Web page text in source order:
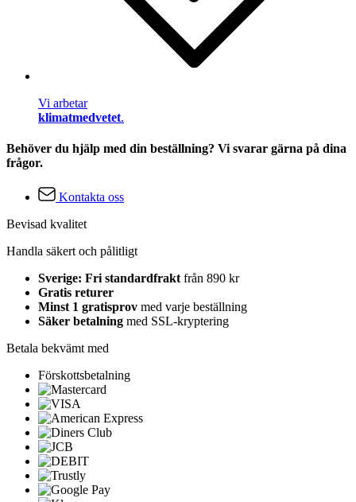
Vi arbetar
klimatmedvetet.
Behöver du hjälp med din beställning? Vi svarar gärna på dina
frågor.
Kontakta oss
Bevisad kvalitet
Handla säkert och pålitligt
Sverige: Fri standardfrakt från 890 kr
Gratis returer
Minst 1 gratisprov med varje beställning
Säker betalning med SSL-kryptering
Betala bekvämt med
Förskottsbetalning